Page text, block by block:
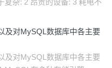
复杂: 2 昂贵的设备: 3 耗电不
及对MySQL数据库中各主要
及对MySQL数据库中各主要